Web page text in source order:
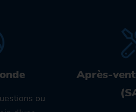
ou
Après-